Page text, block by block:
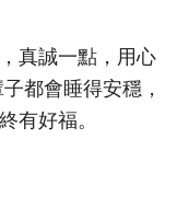
真誠一點，用心
都會睡得安穩，
有好福。